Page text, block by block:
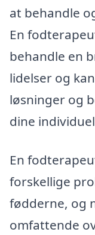
at behandle
En
behandle en
lidelser og
løsninger og
dine
En
forskellige
fødderne, og
omfattende